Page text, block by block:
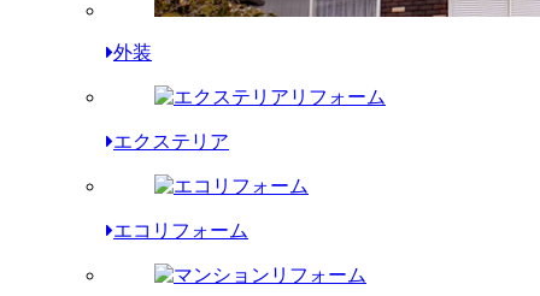
外装
エクステリア
エコリフォーム